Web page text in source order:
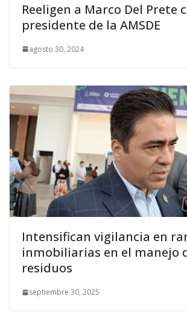
Reeligen a Marco Del Prete
presidente de la AMSDE
agosto 30, 2024
Intensifican vigilancia en
inmobiliarias en el manejo
residuos
septiembre 30, 2025